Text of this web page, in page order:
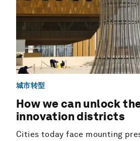
城市转型
How we can unlock
innovation districts
Cities today face mounting